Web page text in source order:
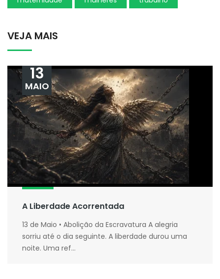
VEJA MAIS
A Liberdade Acorrentada
13
MAIO
13 de Maio • Abolição da Escravatura A alegria
sorriu até o dia seguinte. A liberdade durou uma
noite. Uma ref...